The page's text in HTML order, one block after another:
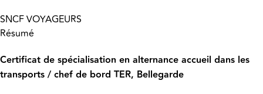
SNCF VOYAGEURS
Résumé
Certificat de spécialisation en alternance accueil dans les
transports / chef de bord TER, Bellegarde